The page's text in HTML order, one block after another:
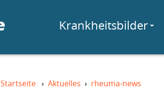
Krankheitsbilder
Startseite › Aktuelles › rheuma-news